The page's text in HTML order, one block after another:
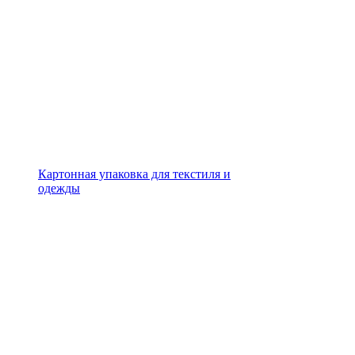
Картонная упаковка для текстиля и
одежды